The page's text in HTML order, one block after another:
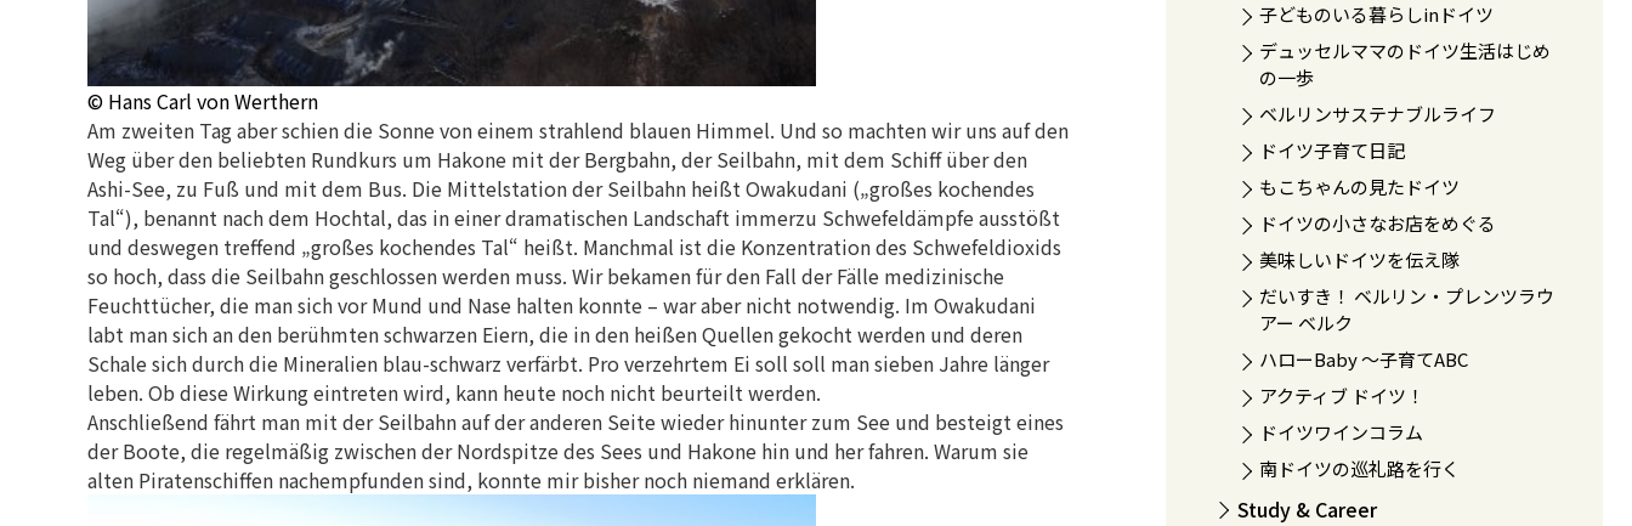
© Hans Carl von Werthern
Am zweiten Tag aber schien die Sonne von einem strahlend blauen Himmel. Und so machten wir uns auf den
Weg über den beliebten Rundkurs um Hakone mit der Bergbahn, der Seilbahn, mit dem Schiff über den
Ashi-See, zu Fuß und mit dem Bus. Die Mittelstation der Seilbahn heißt Owakudani („großes kochendes
Tal“), benannt nach dem Hochtal, das in einer dramatischen Landschaft immerzu Schwefeldämpfe ausstößt
und deswegen treffend „großes kochendes Tal“ heißt. Manchmal ist die Konzentration des Schwefeldioxids
so hoch, dass die Seilbahn geschlossen werden muss. Wir bekamen für den Fall der Fälle medizinische
Feuchttücher, die man sich vor Mund und Nase halten konnte – war aber nicht notwendig. Im Owakudani
labt man sich an den berühmten schwarzen Eiern, die in den heißen Quellen gekocht werden und deren
Schale sich durch die Mineralien blau-schwarz verfärbt. Pro verzehrtem Ei soll soll man sieben Jahre länger
leben. Ob diese Wirkung eintreten wird, kann heute noch nicht beurteilt werden.
Anschließend fährt man mit der Seilbahn auf der anderen Seite wieder hinunter zum See und besteigt eines
der Boote, die regelmäßig zwischen der Nordspitze des Sees und Hakone hin und her fahren. Warum sie
alten Piratenschiffen nachempfunden sind, konnte mir bisher noch niemand erklären.
子どものいる暮らしinドイツ
デュッセルママのドイツ生活はじめ
の一歩
ベルリンサステナブルライフ
ドイツ子育て日記
もこちゃんの見たドイツ
ドイツの小さなお店をめぐる
美味しいドイツを伝え隊
だいすき！ ベルリン・プレンツラウ
アー ベルク
ハローBaby 〜子育てABC
アクティブ ドイツ！
ドイツワインコラム
南ドイツの巡礼路を行く
Study & Career